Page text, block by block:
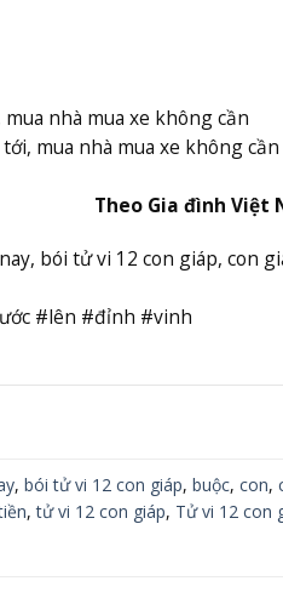
nhà mua xe không cần
mua nhà mua xe không cần
Theo Gia đình Việt
bói tử vi 12 con giáp, con
#lên #đỉnh #vinh
, bói tử vi 12 con giáp, buộc, con,
,tử vi 12 con giáp, Tử vi 12 con